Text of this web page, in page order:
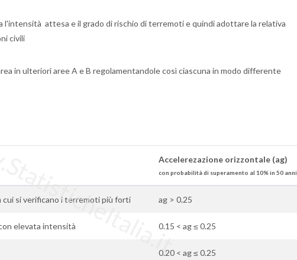
l'intensità attesa e il grado di rischio di terremoti e quindi adottare la relativa
civili
in ulteriori aree A e B regolamentandole così ciascuna in modo differente
Accelerezazione orizzontale (ag)
con probabilità di superamento al 10% in 50 anni
cui si verificano i terremoti più forti ag > 0.25
elevata intensità 0.15 < ag ≤ 0.25
0.20 < ag ≤ 0.25